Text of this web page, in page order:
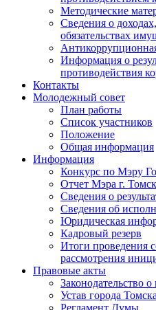
Методические
Сведения о
обязательствах
Информация о
противодействия
Контакты
Молодежный совет
План работы
Список участников
Положение
Общая информация
Информация
Конкурс по Мэру
Отчет Мэра г.
Сведения о
Сведения об
Юридическая
Кадровый резерв
Итоги проведения
рассмотрения
Правовые акты
Законодательство
Устав города Томска
Регламент Думы